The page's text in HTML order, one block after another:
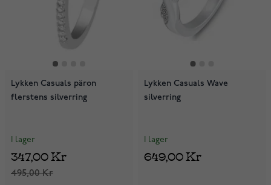
Lykken Casuals päron
flerstens silverring
I lager
495,00 Kr
347,00 Kr
Lykken Casuals Wave
silverring
I lager
649,00 Kr